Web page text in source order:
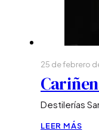
25 de febrero
Destilerías
LEER MÁS